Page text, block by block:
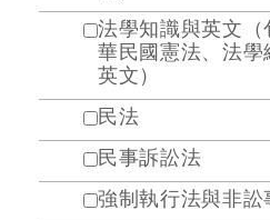
法學知識與英文（
華民國憲法、法學
英文）
民法
民事訴訟法
強制執行法與非訟